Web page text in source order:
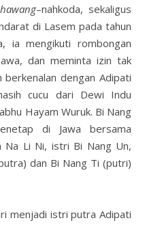
–nahkoda, sekaligus
di Lasem pada tahun
ia mengikuti rombongan
dan meminta izin tak
berkenalan dengan Adipati
cucu dari Dewi Indu
Hayam Wuruk. Bi Nang
di Jawa bersama
Na Li Ni, istri Bi Nang Un,
dan Bi Nang Ti (putri)
menjadi istri putra Adipati